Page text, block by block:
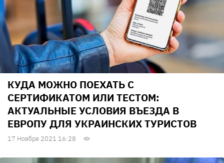
КУДА МОЖНО ПОЕХАТЬ С
СЕРТИФИКАТОМ ИЛИ ТЕСТОМ:
АКТУАЛЬНЫЕ УСЛОВИЯ ВЪЕЗДА В
ЕВРОПУ ДЛЯ УКРАИНСКИХ ТУРИСТОВ
17 Ноября 2021 16:28